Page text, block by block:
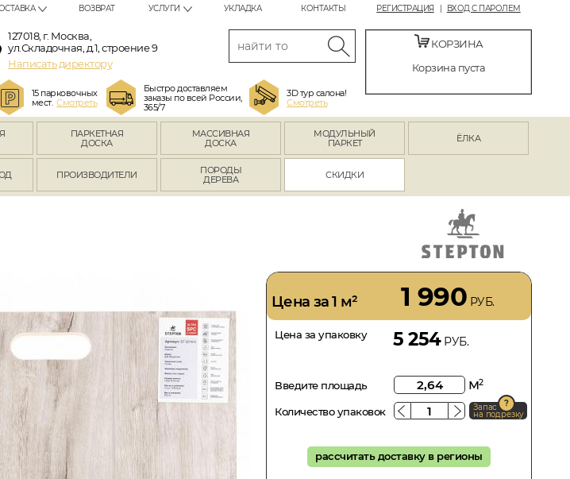
РЕГИСТРАЦИЯ ВХОД С ПАРОЛЕМ
ВОЗВРАТ УСЛУГИ УКЛАДКА КОНТАКТЫ
127018, г. Москва,
ул.Складочная, д.1, строение 9
Написать директору
15 парковочных
мест.Смотреть
Быстро доставляем
заказы по всей России,
365/7
3D тур салона!
Смотреть
КОРЗИНА
Корзина пуста
ПАРКЕТНАЯ
ДОСКА
МАССИВНАЯ
ДОСКА
МОДУЛЬНЫЙ
ПАРКЕТ
ЁЛКА
ПРОИЗВОДИТЕЛИ
ПОРОДЫ
ДЕРЕВА
СКИДКИ
Цена за 1 м² 1 990 РУБ.
Цена за упаковку 5 254РУБ.
Введите площадь м2
Количество упаковок Запас
на подрезку
рассчитать доставку в регионы